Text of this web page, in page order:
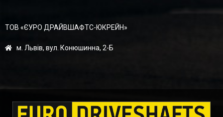
ТОВ «ЄУРО ДРАЙВШАФТC-ЮКРЕЙН»
м. Львів, вул. Конюшинна, 2-Б